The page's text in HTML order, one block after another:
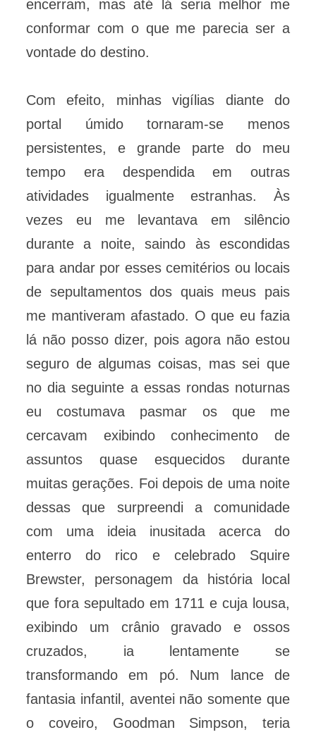
encerram, mas até lá seria melhor me
conformar com o que me parecia ser a
vontade do destino.
Com efeito, minhas vigílias diante do
portal úmido tornaram-se menos
persistentes, e grande parte do meu
tempo era despendida em outras
atividades igualmente estranhas. Às
vezes eu me levantava em silêncio
durante a noite, saindo às escondidas
para andar por esses cemitérios ou locais
de sepultamentos dos quais meus pais
me mantiveram afastado. O que eu fazia
lá não posso dizer, pois agora não estou
seguro de algumas coisas, mas sei que
no dia seguinte a essas rondas noturnas
eu costumava pasmar os que me
cercavam exibindo conhecimento de
assuntos quase esquecidos durante
muitas gerações. Foi depois de uma noite
dessas que surpreendi a comunidade
com uma ideia inusitada acerca do
enterro do rico e celebrado Squire
Brewster, personagem da história local
que fora sepultado em 1711 e cuja lousa,
exibindo um crânio gravado e ossos
cruzados, ia lentamente se
transformando em pó. Num lance de
fantasia infantil, aventei não somente que
o coveiro, Goodman Simpson, teria